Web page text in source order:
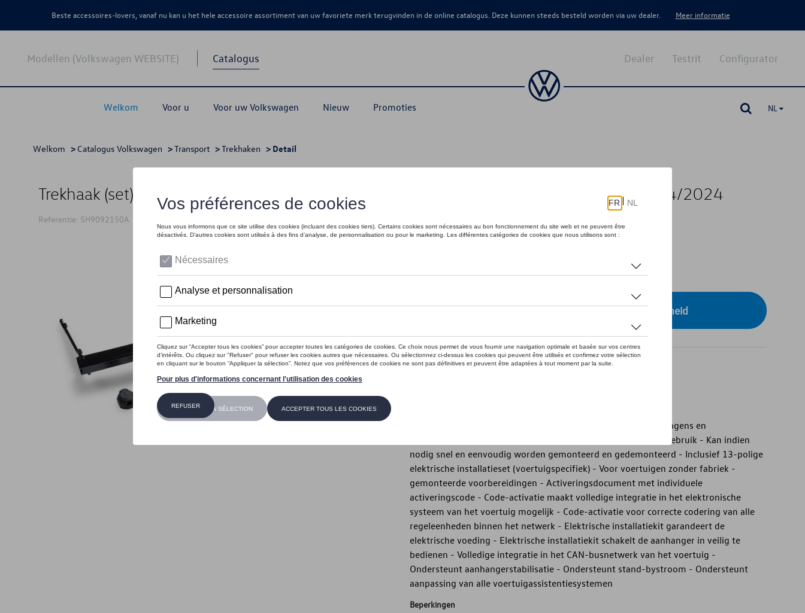
Beste accessoires-lovers, vanaf nu kan u het hele accessoire assortiment van uw favoriete merk terugvinden in de online catalogus. Deze kunnen steeds besteld worden via uw dealer. Meer informatie
Modellen (Volkswagen WEBSITE) Catalogus
Welkom Voor u Voor uw Volkswagen Nieuw Promoties
Configurator
Testrit
Dealer
NL
Welkom > Catalogus Volkswagen >Transport >Trekhaken > Detail
Trekhaak (set),Afneembaar, incl. 13-polige E-Kit, PR-1D0, vanaf CW 05/2022 tot week 14/2024
Referentie: 5H9092150A
Dit product is momenteel niet op stock
Contacteer uw dealer voor beschikbaarheid
Introductie
- Volkswagen Origineel product - Veilig gebruik van aanhangwagens en
draagsystemen - Afneembare kogelkop - Ideaal voor flexibel gebruik - Kan indien
nodig snel en eenvoudig worden gemonteerd en gedemonteerd - Inclusief 13-polige
elektrische installatieset (voertuigspecifiek) - Voor voertuigen zonder fabriek -
gemonteerde voorbereidingen - Activeringsdocument met individuele
activeringscode - Code-activatie maakt volledige integratie in het elektronische
systeem van het voertuig mogelijk - Code-activatie voor correcte codering van alle
regeleenheden binnen het netwerk - Elektrische installatiekit garandeert de
elektrische voeding - Elektrische installatiekit schakelt de aanhanger in veilig te
bedienen - Volledige integratie in het CAN-busnetwerk van het voertuig -
Ondersteunt aanhangerstabilisatie - Ondersteunt stand-bystroom - Ondersteunt
aanpassing van alle voertuigassistentiesystemen
Beperkingen